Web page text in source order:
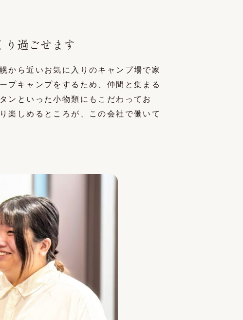
り過ごせます
から近いお気に入りのキャンプ場で家
プキャンプをするため、仲間と集まる
ンといった小物類にもこだわってお
楽しめるところが、この会社で働いて